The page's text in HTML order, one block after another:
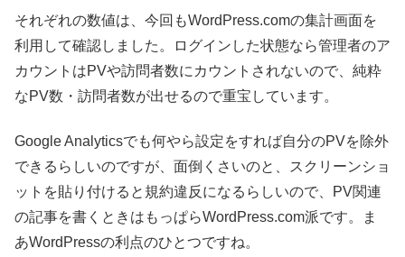
それぞれの数値は、今回もWordPress.comの集計画面を
利用して確認しました。ログインした状態なら管理者のア
カウントはPVや訪問者数にカウントされないので、純粋
なPV数・訪問者数が出せるので重宝しています。
Google Analyticsでも何やら設定をすれば自分のPVを除外
できるらしいのですが、面倒くさいのと、スクリーンショ
ットを貼り付けると規約違反になるらしいので、PV関連
の記事を書くときはもっぱらWordPress.com派です。ま
あWordPressの利点のひとつですね。